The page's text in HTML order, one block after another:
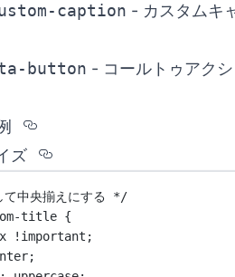
caption - カスタムキ
button - コールトゥアク
Section titled
ズ
Section titled
て中央揃えにする */
title {
!important ;
;